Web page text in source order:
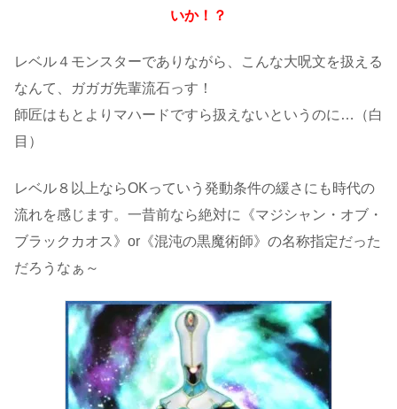
いか！？
レベル４モンスターでありながら、こんな大呪文を扱える
なんて、ガガガ先輩流石っす！
師匠はもとよりマハードですら扱えないというのに…（白
目）
レベル８以上ならOKっていう発動条件の緩さにも時代の
流れを感じます。一昔前なら絶対に《マジシャン・オブ・
ブラックカオス》or《混沌の黒魔術師》の名称指定だった
だろうなぁ～